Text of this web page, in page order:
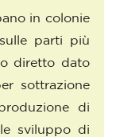
in colonie
parti più
diretto dato
sottrazione
di
sviluppo di